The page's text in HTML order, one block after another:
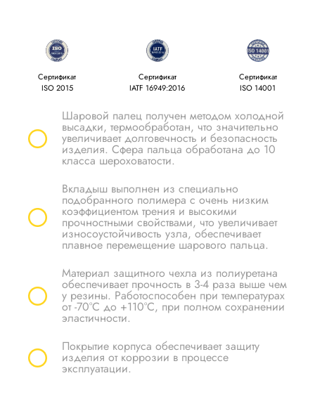
Сертификат
ISO 2015
Сертификат
IATF 16949:2016
Сертификат
ISO 14001
Шаровой палец получен методом холодной
высадки, термообработан, что значительно
увеличивает долговечность и безопасность
изделия. Сфера пальца обработана до 10
класса шероховатости.
Вкладыш выполнен из специально
подобранного полимера с очень низким
коэффициентом трения и высокими
прочностными свойствами, что увеличивает
износоустойчивость узла, обеспечивает
плавное перемещение шарового пальца.
Материал защитного чехла из полиуретана
обеспечивает прочность в 3-4 раза выше чем
у резины. Работоспособен при температурах
от -70°С до +110°С, при полном сохранении
эластичности.
Покрытие корпуса обеспечивает защиту
изделия от коррозии в процессе
эксплуатации.